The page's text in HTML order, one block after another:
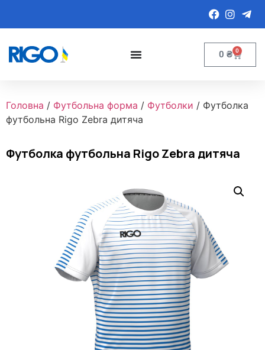
0 ₴ 0
Головна / Футбольна форма / Футболки / Футболка
футбольна Rigo Zebra дитяча
Футболка футбольна Rigo Zebra дитяча